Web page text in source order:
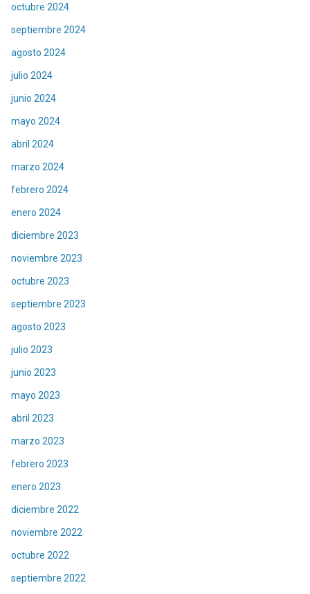
octubre 2024
septiembre 2024
agosto 2024
julio 2024
junio 2024
mayo 2024
abril 2024
marzo 2024
febrero 2024
enero 2024
diciembre 2023
noviembre 2023
octubre 2023
septiembre 2023
agosto 2023
julio 2023
junio 2023
mayo 2023
abril 2023
marzo 2023
febrero 2023
enero 2023
diciembre 2022
noviembre 2022
octubre 2022
septiembre 2022